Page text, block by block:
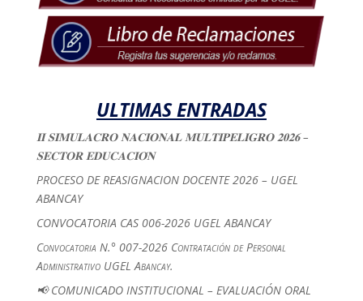
ULTIMAS ENTRADAS
𝐈𝐈 𝐒𝐈𝐌𝐔𝐋𝐀𝐂𝐑𝐎 𝐍𝐀𝐂𝐈𝐎𝐍𝐀𝐋 𝐌𝐔𝐋𝐓𝐈𝐏𝐄𝐋𝐈𝐆𝐑𝐎 𝟐𝟎𝟐𝟔 –
𝐒𝐄𝐂𝐓𝐎𝐑 𝐄𝐃𝐔𝐂𝐀𝐂𝐈𝐎́𝐍
PROCESO DE REASIGNACION DOCENTE 2026 – UGEL
ABANCAY
CONVOCATORIA CAS 006-2026 UGEL ABANCAY
Convocatoria N.° 007-2026 Contratación de Personal
Administrativo UGEL Abancay.
📢 COMUNICADO INSTITUCIONAL – EVALUACIÓN ORAL